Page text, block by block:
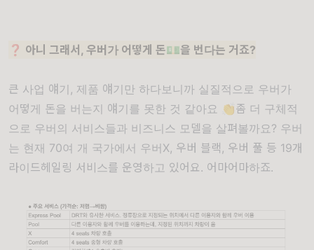
❓ 아니 그래서, 우버가 어떻게 돈💵을 번다는 거죠?
큰 사업 얘기, 제품 얘기만 하다보니까 실질적으로 우버가
어떻게 돈을 버는지 얘기를 못한 것 같아요 👏좀 더 구체적
으로 우버의 서비스들과 비즈니스 모델을 살펴볼까요? 우버
는 현재 70여 개 국가에서 우버X, 우버 블랙, 우버 풀 등 19개
라이드헤일링 서비스를 운영하고 있어요. 어마어마하죠.